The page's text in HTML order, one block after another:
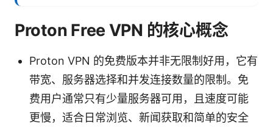
Proton Free VPN 的核心概念
Proton VPN 的免费版本并非无限制好用，它有
带宽、服务器选择和并发连接数量的限制。免
费用户通常只有少量服务器可用，且速度可能
更慢，适合日常浏览、新闻获取和简单的安全